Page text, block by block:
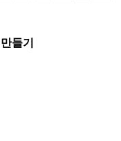
들기